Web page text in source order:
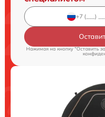
Нажимая на кнопку "Оставить